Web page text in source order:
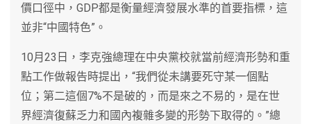
價口徑中，GDP都是衡量經濟發展水準的首要指標，這
並非“中國特色”。
10月23日，李克強總理在中央黨校就當前經濟形勢和重
點工作做報告時提出，“我們從未講要死守某一個點
位；第二這個7%不是破的，而是來之不易的，是在世
界經濟復蘇乏力和國內複雜多變的形勢下取得的。”總